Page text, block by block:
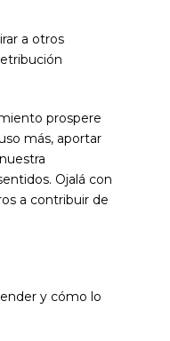
a otros
prospere
más, aportar
Ojalá con
a contribuir de
y cómo lo